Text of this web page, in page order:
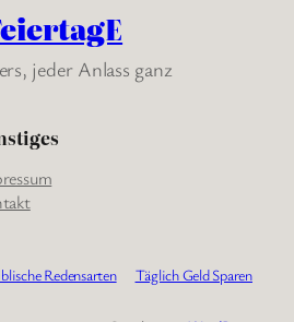
jeder Anlass ganz
Redensarten Täglich Geld Sparen